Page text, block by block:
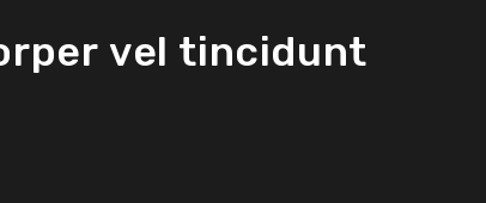
vel tincidunt